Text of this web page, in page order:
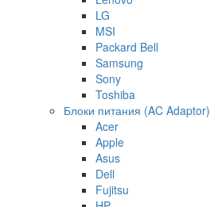
LG
MSI
Packard Bell
Samsung
Sony
Toshiba
Блоки питания (AC Adaptor)
Acer
Apple
Asus
Dell
Fujitsu